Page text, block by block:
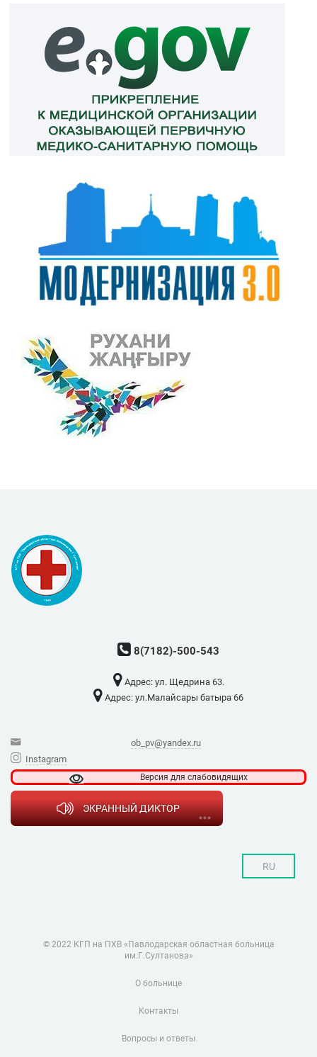
8(7182)-500-543
Адрес: ​ул. Щедрина 63.
Адрес: ​ул.Малайсары батыра 66
ob_pv@yandex.ru
Instagram
Версия для слабовидящих
ЭКРАННЫЙ ДИКТОР
RU
© 2022 КГП на ПХВ «Павлодарская областная больница
им.Г.Султанова»
О больнице
Контакты
Вопросы и ответы